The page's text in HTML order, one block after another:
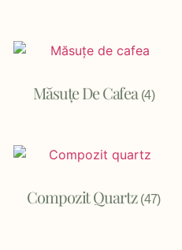
Măsuțe De Cafea (4)
Compozit Quartz (47)